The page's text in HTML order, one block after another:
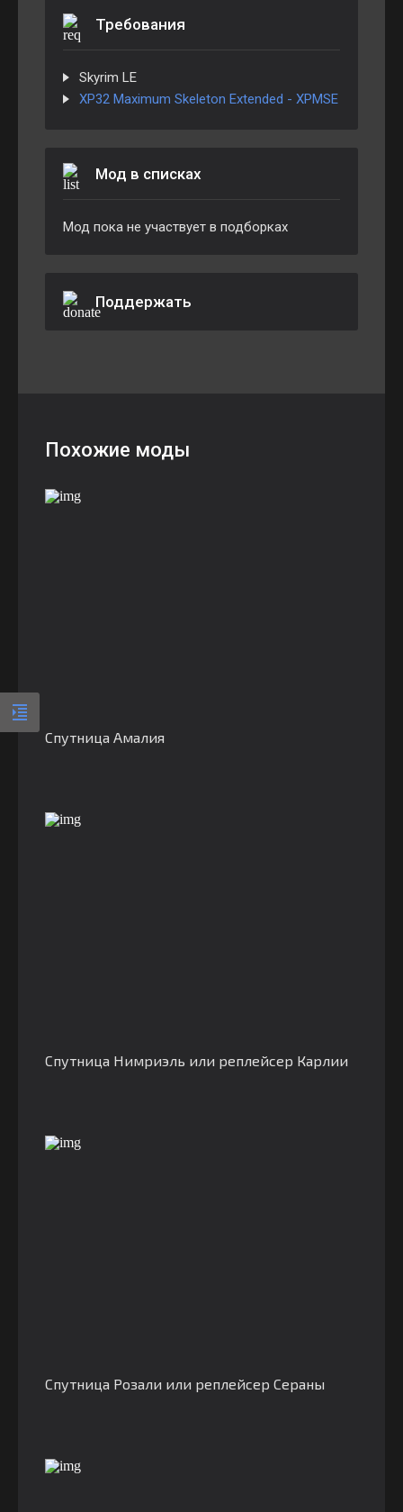
Требования
Skyrim LE
XP32 Maximum Skeleton Extended - XPMSE
Мод в списках
Мод пока не участвует в подборках
Поддержать
Похожие моды
Спутница Амалия
Спутница Нимриэль или реплейсер Карлии
Спутница Розали или реплейсер Сераны